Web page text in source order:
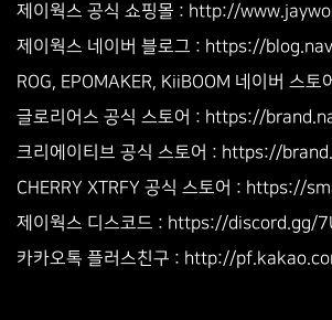
제이웍스 공식 쇼핑몰 : http://
제이웍스 네이버 블로그 : https://
ROG, EPOMAKER, KiiBOOM 네이버
글로리어스 공식 스토어 : https://
크리에이티브 공식 스토어 : https://
CHERRY XTRFY 공식 스토어 : https://
제이웍스 디스코드 : https://discord.gg/
카카오톡 플러스친구 : http://